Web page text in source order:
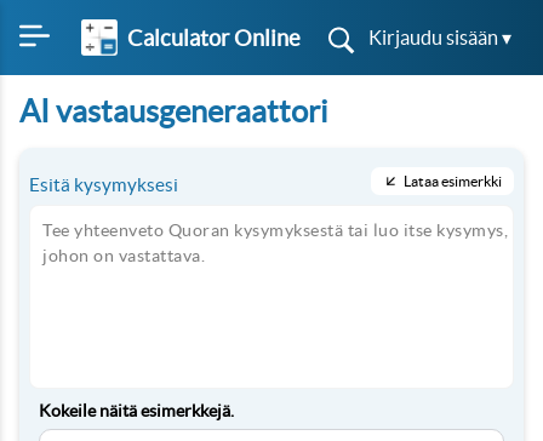
Calculator Online Kirjaudu sisään ▾
AI vastausgeneraattori
Esitä kysymyksesi Lataa esimerkki
Kokeile näitä esimerkkejä.